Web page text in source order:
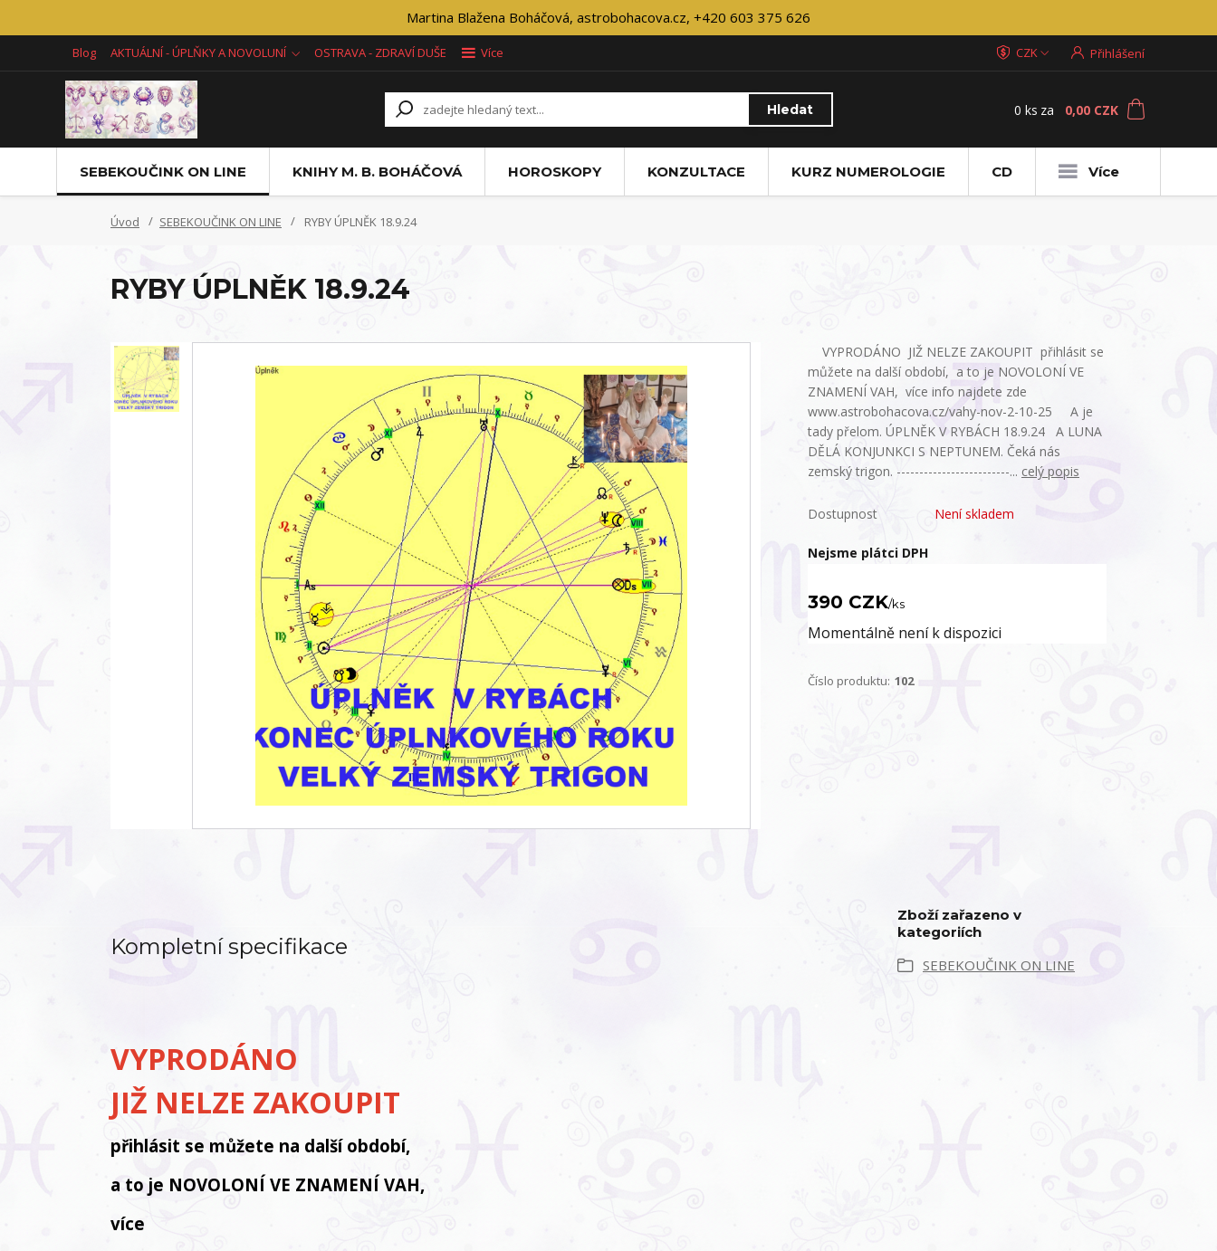
Martina Blažena Boháčová, astrobohacova.cz, +420 603 375 626
Blog AKTUÁLNÍ - ÚPLŇKY A NOVOLUNÍ OSTRAVA - ZDRAVÍ DUŠE Více CZK Přihlášení
Hledat 0 ks za 0,00 CZK
SEBEKOUČINK ON LINE KNIHY M. B. BOHÁČOVÁ HOROSKOPY KONZULTACE KURZ NUMEROLOGIE CD Více
Úvod SEBEKOUČINK ON LINE RYBY ÚPLNĚK 18.9.24
RYBY ÚPLNĚK 18.9.24
VYPRODÁNO JIŽ NELZE ZAKOUPIT přihlásit se
můžete na další období, a to je NOVOLONÍ VE
ZNAMENÍ VAH, více info najdete zde
www.astrobohacova.cz/vahy-nov-2-10-25 A je
tady přelom. ÚPLNĚK V RYBÁCH 18.9.24 A LUNA
DĚLÁ KONJUNKCI S NEPTUNEM. Čeká nás
zemský trigon. -------------------------... celý popis
Dostupnost Není skladem
Nejsme plátci DPH
390 CZK/ks
Momentálně není k dispozici
Číslo produktu: 102
Kompletní specifikace
VYPRODÁNO
JIŽ NELZE ZAKOUPIT
přihlásit se můžete na další období,
a to je NOVOLONÍ VE ZNAMENÍ VAH,
více
Zboží zařazeno v
kategoriích
SEBEKOUČINK ON LINE